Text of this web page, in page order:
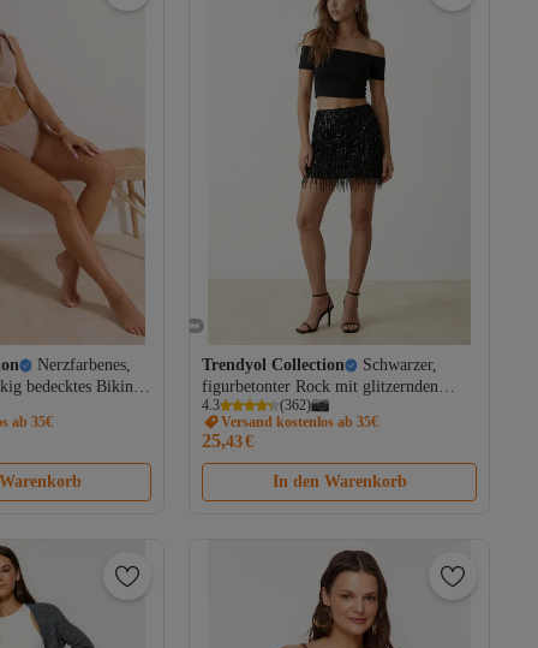
Nerzfarbenes,
bedecktes Bikini-
und hoher Taille
ab 35€
Trendyol Collection
Schwarzer,
figurbetonter Rock mit glitzernden
Pailletten und Paillettenbesatz
TPRAW24ET00007
4.3 (362)
Versand kostenlos ab 35€
25,43€
In den Warenkorb